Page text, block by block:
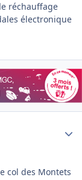
réchauffage
électronique
col des Montets